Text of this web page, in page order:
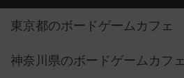
東京都のボードゲームカフェ
神奈川県のボードゲームカフェ